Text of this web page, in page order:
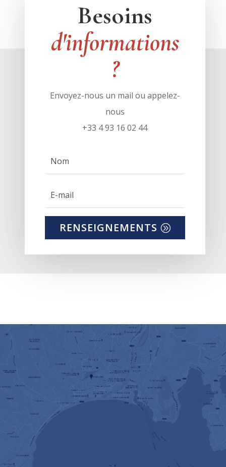
Besoins
d'informations
?
Envoyez-nous un mail ou appelez-
nous
+33 4 93 16 02 44
RENSEIGNEMENTS